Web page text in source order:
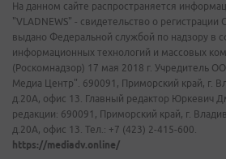
На данном сайте распространяется
"VLADNEWS" - свидетельство о
выдано Федеральной службой по надзору в
информационных технологий и массовых
(Роскомнадзор) 17 мая 2018 г. Учредитель
Медиа Центр". 690091, Приморский край, г.
д.20А, офис 13. Главный редактор Юркевич
редакции: 690091, Приморский край, г.
д.20А, офис 13. Тел.: +7 (423) 2-415-600.
https://mediadv.online/